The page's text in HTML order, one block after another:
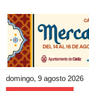
domingo, 9 agosto 2026